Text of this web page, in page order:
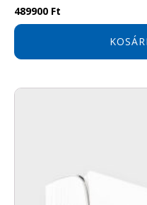
489900 Ft